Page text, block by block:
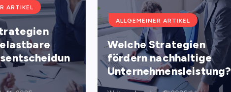
ARTIKEL
ALLGEMEINER ARTIKEL
Welche Strategien
fördern nachhaltige
Unternehmensleistung?